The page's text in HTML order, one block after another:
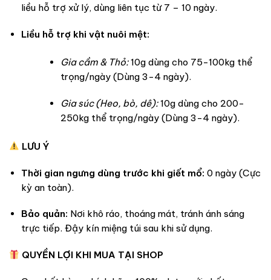
liều hỗ trợ xử lý, dùng liên tục từ 7 – 10 ngày.
Liều hỗ trợ khi vật nuôi mệt:
Gia cầm & Thỏ:10g dùng cho 75-100kg thể
trọng/ngày (Dùng 3-4 ngày).
Gia súc (Heo, bò, dê):10g dùng cho 200-
250kg thể trọng/ngày (Dùng 3-4 ngày).
LƯU Ý
Thời gian ngưng dùng trước khi giết mổ: 0 ngày (Cực
kỳ an toàn).
Bảo quản: Nơi khô ráo, thoáng mát, tránh ánh sáng
trực tiếp. Đậy kín miệng túi sau khi sử dụng.
QUYỀN LỢI KHI MUA TẠI SHOP